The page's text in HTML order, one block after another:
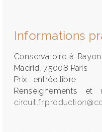
Informations
Conservatoire à
Madrid, 75008 Paris
Prix : entrée libre
Renseignements et
circuit.fr,